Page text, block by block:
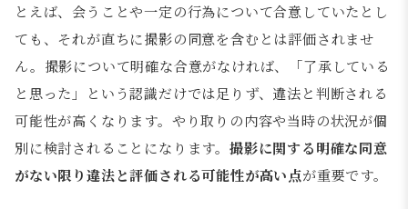
とえば、会うことや一定の行為について合意していたとし
ても、それが直ちに撮影の同意を含むとは評価されませ
ん。撮影について明確な合意がなければ、「了承している
と思った」という認識だけでは足りず、違法と判断される
可能性が高くなります。やり取りの内容や当時の状況が個
別に検討されることになります。 撮影に関する明確な同意
がない限り違法と評価される可能性が高い点が重要です。